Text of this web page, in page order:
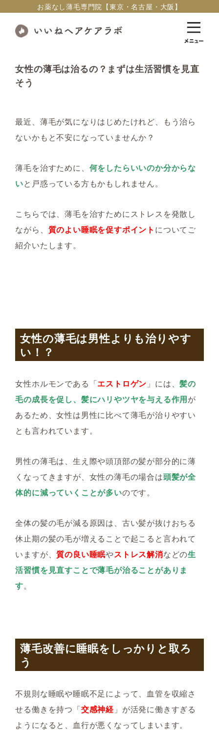
お薬なし薄毛専門院【東京・名古屋・大阪】
女性の薄毛は治るの？まずは生活習慣を見直
そう
最近、薄毛が気になりはじめたけれど、もう治ら
ないかもと不安になっていませんか？
薄毛を治すために、 何をしたらいいのか分からな
いと戸惑っている方もかもしれません。
こちらでは、薄毛を治すためにストレスを発散し
ながら、 質のよい睡眠を促すポイント についてご
紹介いたします。
女性の薄毛は男性よりも治りやす
い！？
女性ホルモンである「エストロゲン 」には、髪の
毛の成長を促し、髪にハリやツヤを与える作用が
あるため、女性は男性に比べて薄毛が治りやすい
とも言われています。
男性の薄毛は、生え際や頭頂部の髪が部分的に薄
くなってきますが、女性の薄毛の場合は頭髪が全
体的に減っていくことが多いのです。
全体の髪の毛が減る原因は、古い髪が抜けおちる
休止期の髪の毛が増えることで起こると言われて
いますが、質の良い睡眠やストレス解消などの生
活習慣を見直すことで薄毛が治ることがありま
す。
薄毛改善に睡眠をしっかりと取ろ
う
不規則な睡眠や睡眠不足によって、血管を収縮さ
せる働きを持つ「交感神経 」が活発に働きすぎる
ようになると、血行が悪くなってしまいます。